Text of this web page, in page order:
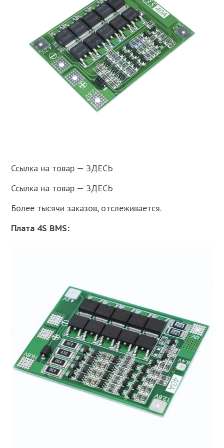
Ссылка на товар — ЗДЕСЬ
Ссылка на товар — ЗДЕСЬ
Более тысячи заказов, отслеживается.
Плата 4S BMS: